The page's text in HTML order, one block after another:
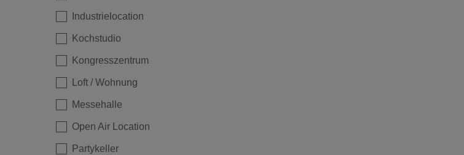
Industrielocation
Kochstudio
Kongresszentrum
Loft / Wohnung
Messehalle
Open Air Location
Partykeller